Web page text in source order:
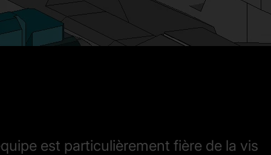
est particulièrement fière de la vis